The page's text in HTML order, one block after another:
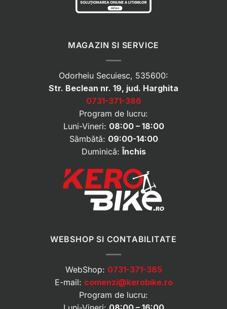
MAGAZIN SI SERVICE
Odorheiu Secuiesc, 535600:
Str. Beclean nr. 19, jud. Harghita
0731-371-386
Program de lucru:
Luni-Vineri: 08:00 – 18:00
Sâmbătă: 09:00-14:00
Duminică:Închis
WEBSHOP SI CONTABILITATE
WebShop: 0731-371-385
E-mail: comenzi@kerobike.ro
Program de lucru: